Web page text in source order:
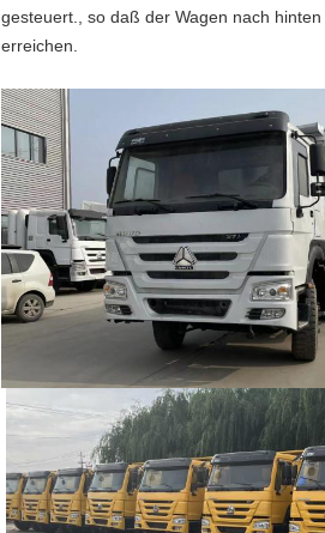
gesteuert., so daß der Wagen nach
erreichen.